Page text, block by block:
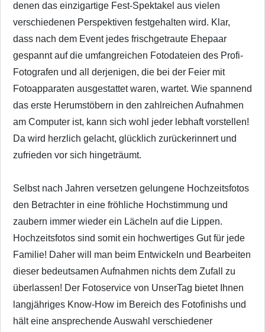
denen das einzigartige Fest-Spektakel aus vielen
verschiedenen Perspektiven festgehalten wird. Klar,
dass nach dem Event jedes frischgetraute Ehepaar
gespannt auf die umfangreichen Fotodateien des Profi-
Fotografen und all derjenigen, die bei der Feier mit
Fotoapparaten ausgestattet waren, wartet. Wie spannend
das erste Herumstöbern in den zahlreichen Aufnahmen
am Computer ist, kann sich wohl jeder lebhaft vorstellen!
Da wird herzlich gelacht, glücklich zurückerinnert und
zufrieden vor sich hingeträumt.
Selbst nach Jahren versetzen gelungene Hochzeitsfotos
den Betrachter in eine fröhliche Hochstimmung und
zaubern immer wieder ein Lächeln auf die Lippen.
Hochzeitsfotos sind somit ein hochwertiges Gut für jede
Familie! Daher will man beim Entwickeln und Bearbeiten
dieser bedeutsamen Aufnahmen nichts dem Zufall zu
überlassen! Der Fotoservice von UnserTag bietet Ihnen
langjähriges Know-How im Bereich des Fotofinishs und
hält eine ansprechende Auswahl verschiedener